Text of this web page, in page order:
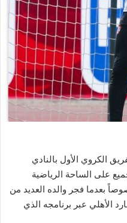
الكروي الأول بالنادي
على الساحة الرياضية
بعدما فجر والده العديد من
الأهلي عبر برنامجه الذي